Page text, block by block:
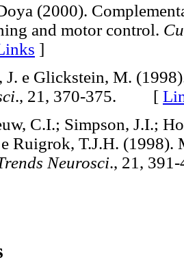
(2000).
and motor control.
]
J. e Glickstein, M.
., 21, 370-375. [
C.I.; Simpson, J.I.;
Ruigrok, T.J.H.
Neurosci., 21,